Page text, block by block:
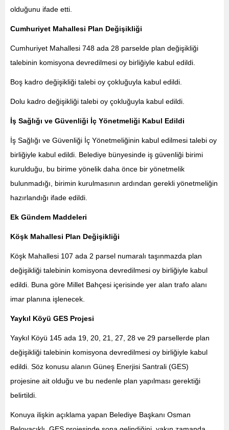
olduğunu ifade etti.
Cumhuriyet Mahallesi Plan Değişikliği
Cumhuriyet Mahallesi 748 ada 28 parselde plan değişikliği
talebinin komisyona devredilmesi oy birliğiyle kabul edildi.
Boş kadro değişikliği talebi oy çokluğuyla kabul edildi.
Dolu kadro değişikliği talebi oy çokluğuyla kabul edildi.
İş Sağlığı ve Güvenliği İç Yönetmeliği Kabul Edildi
İş Sağlığı ve Güvenliği İç Yönetmeliğinin kabul edilmesi talebi oy
birliğiyle kabul edildi. Belediye bünyesinde iş güvenliği birimi
kurulduğu, bu birime yönelik daha önce bir yönetmelik
bulunmadığı, birimin kurulmasının ardından gerekli yönetmeliğin
hazırlandığı ifade edildi.
Ek Gündem Maddeleri
Köşk Mahallesi Plan Değişikliği
Köşk Mahallesi 107 ada 2 parsel numaralı taşınmazda plan
değişikliği talebinin komisyona devredilmesi oy birliğiyle kabul
edildi. Buna göre Millet Bahçesi içerisinde yer alan trafo alanı
imar planına işlenecek.
Yaykıl Köyü GES Projesi
Yaykıl Köyü 145 ada 19, 20, 21, 27, 28 ve 29 parsellerde plan
değişikliği talebinin komisyona devredilmesi oy birliğiyle kabul
edildi. Söz konusu alanın Güneş Enerjisi Santrali (GES)
projesine ait olduğu ve bu nedenle plan yapılması gerektiği
belirtildi.
Konuya ilişkin açıklama yapan Belediye Başkanı Osman